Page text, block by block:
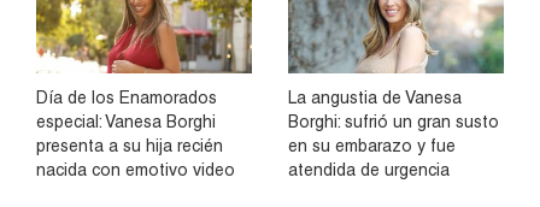
Día de los Enamorados
especial: Vanesa Borghi
presenta a su hija recién
nacida con emotivo video
La angustia de Vanesa
Borghi: sufrió un gran susto
en su embarazo y fue
atendida de urgencia